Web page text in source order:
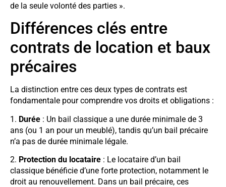
de la seule volonté des parties ».
Différences clés entre
contrats de location et baux
précaires
La distinction entre ces deux types de contrats est
fondamentale pour comprendre vos droits et obligations :
1. Durée : Un bail classique a une durée minimale de 3
ans (ou 1 an pour un meublé), tandis qu’un bail précaire
n’a pas de durée minimale légale.
2. Protection du locataire : Le locataire d’un bail
classique bénéficie d’une forte protection, notamment le
droit au renouvellement. Dans un bail précaire, ces